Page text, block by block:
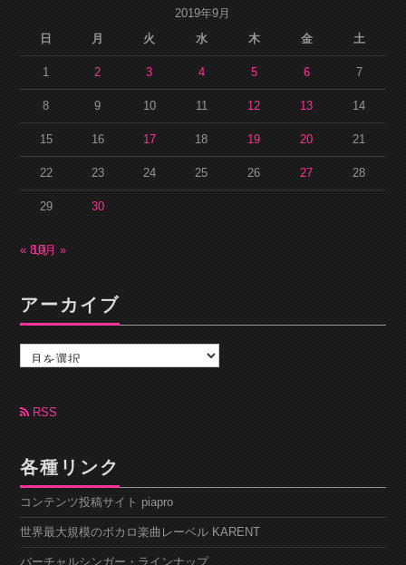
2019年9月
日
月 火 水 木 金 土
1 2 3 4 5 6 7
8 9 10 11 12 13 14
15 16 17 18 19 20 21
22 23 24 25 26 27 28
29 30
« 8月
10月 »
アーカイブ
カ
ブ RSS
各種リンク
コンテンツ投稿サイト piapro
世界最大規模のボカロ楽曲レーベル KARENT
バーチャルシンガー・ラインナップ